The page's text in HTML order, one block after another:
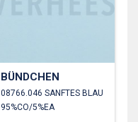
BÜNDCHEN
08766.046 SANFTES BLAU
95%CO/5%EA